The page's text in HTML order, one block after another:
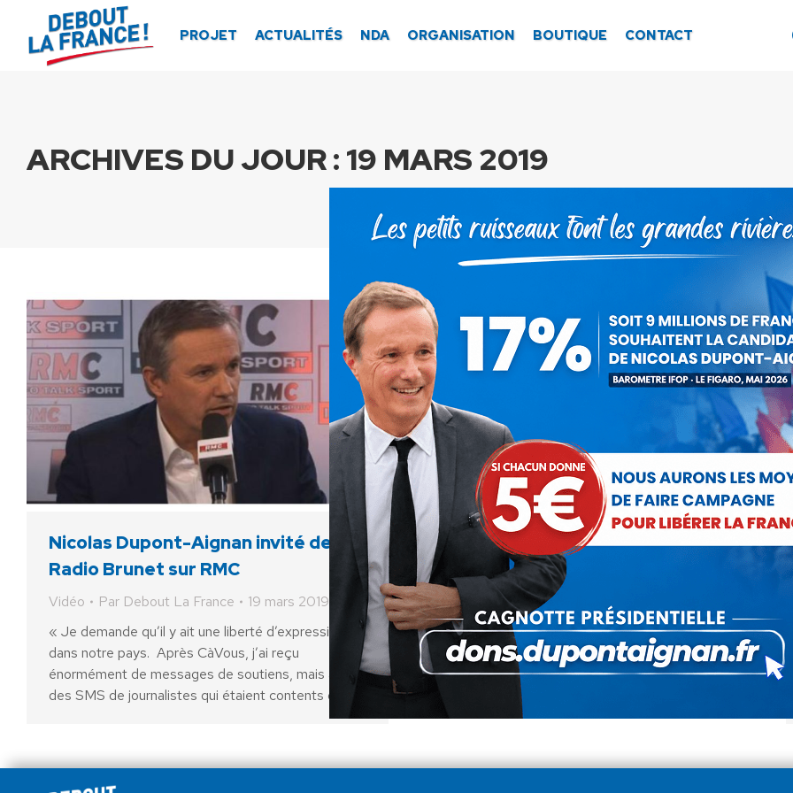
PROJET ACTUALITÉS NDA ORGANISATION BOUTIQUE CONTACT
ARCHIVES DU JOUR : 19 MARS 2019
Nicolas Dupont-Aignan invité de
Radio Brunet sur RMC
Vidéo Par Debout La France
19 mars 2019
« Je demande qu’il y ait une liberté d’expression
dans notre pays. Après CàVous, j’ai reçu
énormément de messages de soutiens, mais aussi
des SMS de journalistes qui étaient contents que…
Paris est en feu… Macron fait du ski
!
Actualités ParDebout La France
L’acte 18 du mouvement « des gilets jaunes » vient
de s’ajouter à la dramaturgie d’une « Tragédie
Nationale ». La violence est au paroxysme, les
forces de l’ordre sont…
Panneau de gestion des cookies